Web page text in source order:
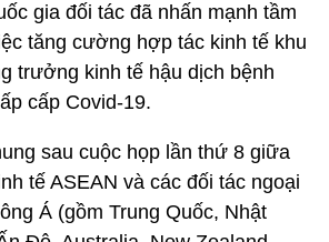
gia đối tác đã nhấn mạnh tầm
tăng cường hợp tác kinh tế khu
trưởng kinh tế hậu dịch bệnh
cấp Covid-19.
sau cuộc họp lần thứ 8 giữa
tế ASEAN và các đối tác ngoại
Á (gồm Trung Quốc, Nhật